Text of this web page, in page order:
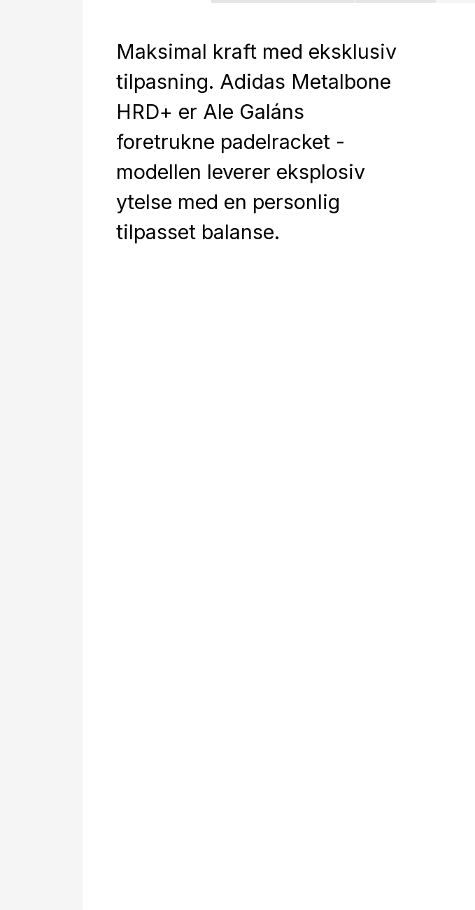
Maksimal kraft med eksklusiv
tilpasning. Adidas Metalbone
HRD+ er Ale Galáns
foretrukne padelracket -
modellen leverer eksplosiv
ytelse med en personlig
tilpasset balanse.